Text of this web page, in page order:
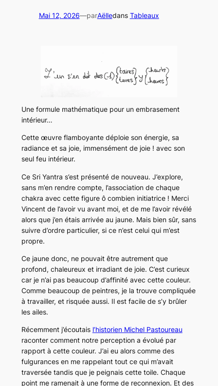
Mai 12, 2026—parAëlledans Tableaux
Une formule mathématique pour un embrasement
intérieur…
Cette œuvre flamboyante déploie son énergie, sa
radiance et sa joie, immensément de joie ! avec son
seul feu intérieur.
Ce Sri Yantra s’est présenté de nouveau. J’explore,
sans m’en rendre compte, l’association de chaque
chakra avec cette figure ô combien initiatrice ! Merci
Vincent de l’avoir vu avant moi, et de me l’avoir révélé
alors que j’en étais arrivée au jaune. Mais bien sûr, sans
suivre d’ordre particulier, si ce n’est celui qui m’est
propre.
Ce jaune donc, ne pouvait être autrement que
profond, chaleureux et irradiant de joie. C’est curieux
car je n’ai pas beaucoup d’affinité avec cette couleur.
Comme beaucoup de peintres, je la trouve compliquée
à travailler, et risquée aussi. Il est facile de s’y brûler
les ailes.
Récemment j’écoutais l’historien Michel Pastoureau
raconter comment notre perception a évolué par
rapport à cette couleur. J’ai eu alors comme des
fulgurances en me rappelant tout ce qui m’avait
traversée tandis que je peignais cette toile. Chaque
point me ramenait à une forme de reconnexion. Et des